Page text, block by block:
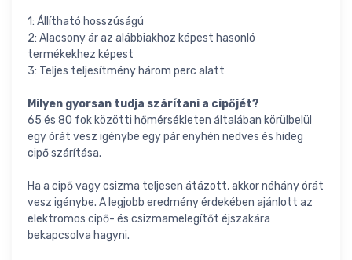
1: Állítható hosszúságú
2: Alacsony ár az alábbiakhoz képest hasonló
termékekhez képest
3: Teljes teljesítmény három perc alatt
Milyen gyorsan tudja szárítani a cipőjét?
65 és 80 fok közötti hőmérsékleten általában körülbelül
egy órát vesz igénybe egy pár enyhén nedves és hideg
cipő szárítása.
Ha a cipő vagy csizma teljesen átázott, akkor néhány órát
vesz igénybe. A legjobb eredmény érdekében ajánlott az
elektromos cipő- és csizmamelegítőt éjszakára
bekapcsolva hagyni.